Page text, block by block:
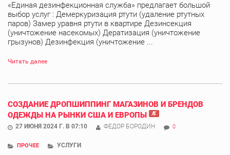
«Единая дезинфекционная служба» предлагает большой
выбор услуг : Демеркуризация ртути (удаление ртутных
паров) Замер уравня ртути в квартире Дезинсекция
(уничтожение насекомых) Дератизация (уничтожение
грызунов) Дезинфекция (уничтожение ...
Читать далее
СОЗДАНИЕ ДРОПШИППИНГ МАГАЗИНОВ И БРЕНДОВ
ОДЕЖДЫ НА РЫНКИ США И ЕВРОПЫ
27 ИЮНЯ 2024 Г. В 07:10 ФЕДОР БОРОДИН 0
ПРОЧЕЕ УСЛУГИ